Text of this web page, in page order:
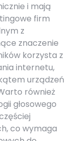
i mają
firm
z
znaczenie
korzysta z
internetu,
urządzeń
również
głosowego
co wymaga